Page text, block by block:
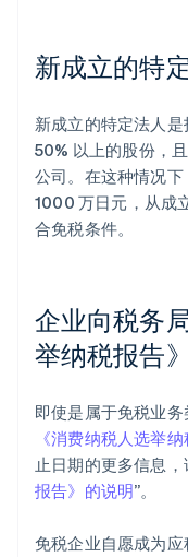
新成立的特
新成立的特定法人
50% 以上的股份，
公司。在这种情况
1000 万日元，从成
合免税条件。
企业向税务
举纳税报告》
即使是属于免税业
《消费纳税人选举纳
止日期的更多信息，
报告》的说明”。
免税企业自愿成为